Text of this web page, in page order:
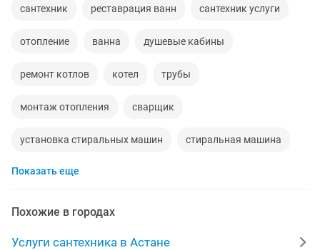
сантехник реставрация ванн сантехник услуги
отопление ванна душевые кабины
ремонт котлов котел трубы
монтаж отопления сварщик
установка стиральных машин стиральная машина
установка унитаза
замена счетчиков воды электрик
Показать еще
Похожие в городах
Услуги сантехника в Астане